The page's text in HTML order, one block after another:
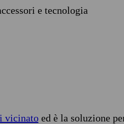
e tecnologia
vicinatoed è la soluzione